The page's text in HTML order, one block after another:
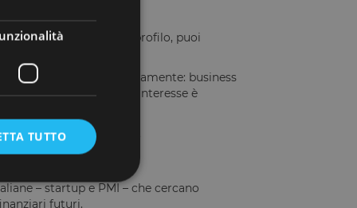
del tuo profilo, puoi
consultare approfonditamente: business
garanzie. Il tasso di interesse è
e alla sicurezza.
– startup e PMI – che cercano
futuri.
TUTTO